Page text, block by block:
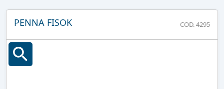
PENNA FISOK COD. 4295